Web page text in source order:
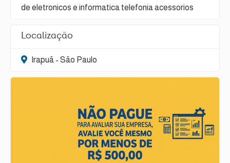
de eletronicos e informatica telefonia acessorios
Localização
Irapuã - São Paulo